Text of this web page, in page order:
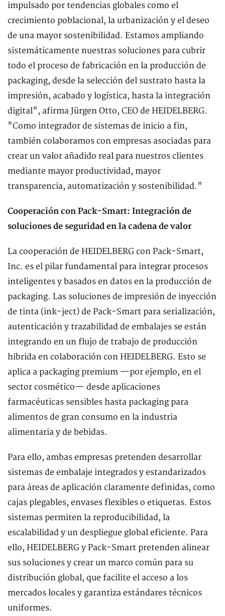
impulsado por tendencias globales como el
crecimiento poblacional, la urbanización y el deseo
de una mayor sostenibilidad. Estamos ampliando
sistemáticamente nuestras soluciones para cubrir
todo el proceso de fabricación en la producción de
packaging, desde la selección del sustrato hasta la
impresión, acabado y logística, hasta la integración
digital", afirma Jürgen Otto, CEO de HEIDELBERG.
"Como integrador de sistemas de inicio a fin,
también colaboramos con empresas asociadas para
crear un valor añadido real para nuestros clientes
mediante mayor productividad, mayor
transparencia, automatización y sostenibilidad."
Cooperación con Pack-Smart: Integración de
soluciones de seguridad en la cadena de valor
La cooperación de HEIDELBERG con Pack-Smart,
Inc. es el pilar fundamental para integrar procesos
inteligentes y basados en datos en la producción de
packaging. Las soluciones de impresión de inyección
de tinta (ink-ject) de Pack-Smart para serialización,
autenticación y trazabilidad de embalajes se están
integrando en un flujo de trabajo de producción
hibrida en colaboración con HEIDELBERG. Esto se
aplica a packaging premium —por ejemplo, en el
sector cosmético— desde aplicaciones
farmacéuticas sensibles hasta packaging para
alimentos de gran consumo en la industria
alimentaria y de bebidas.
Para ello, ambas empresas pretenden desarrollar
sistemas de embalaje integrados y estandarizados
para áreas de aplicación claramente definidas, como
cajas plegables, envases flexibles o etiquetas. Estos
sistemas permiten la reproducibilidad, la
escalabilidad y un despliegue global eficiente. Para
ello, HEIDELBERG y Pack-Smart pretenden alinear
sus soluciones y crear un marco común para su
distribución global, que facilite el acceso a los
mercados locales y garantiza estándares técnicos
uniformes.